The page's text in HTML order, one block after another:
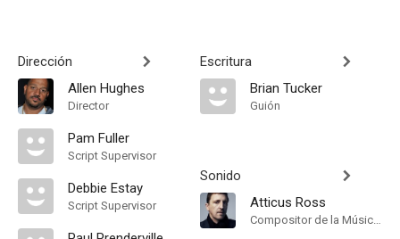
Dirección
Allen Hughes
Director
Pam Fuller
Script Supervisor
Debbie Estay
Script Supervisor
Escritura
Brian Tucker
Guión
Sonido
Atticus Ross
Compositor de la Música Original